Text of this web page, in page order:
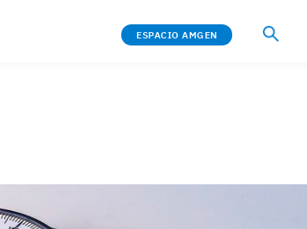
ESPACIO AMGEN